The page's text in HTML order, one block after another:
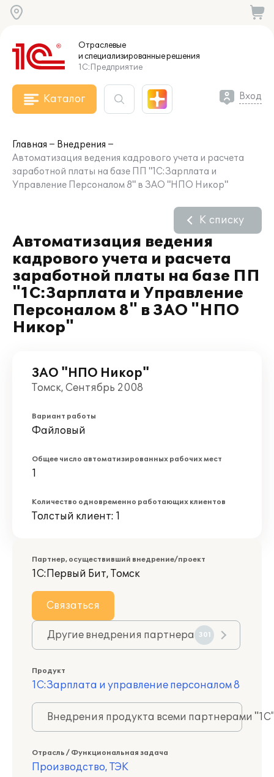
Отраслевые
и специализированныерешения
1С:Предприятие
Каталог Вход
Главная
Внедрения
Автоматизация ведения кадрового учета и расчета
заработной платы на базе ПП "1С:Зарплата и
Управление Персоналом 8" в ЗАО "НПО Никор"
Автоматизация ведения
кадрового учета и расчета
заработной платы на базе ПП
"1С:Зарплата и Управление
Персоналом 8" в ЗАО "НПО
Никор"
К списку
ЗАО "НПО Никор"
Томск, Сентябрь 2008
Вариант работы
Файловый
Общее число автоматизированных рабочих мест
1
Количество одновременно работающих клиентов
Толстый клиент: 1
Партнер, осуществивший внедрение/проект
1С:Первый Бит, Томск
Связаться
Другие внедрения партнера 301
Продукт
1С:Зарплата и управление персоналом 8
Внедрения продукта всеми партнерами
Отрасль / Функциональная задача
Производство, ТЭК